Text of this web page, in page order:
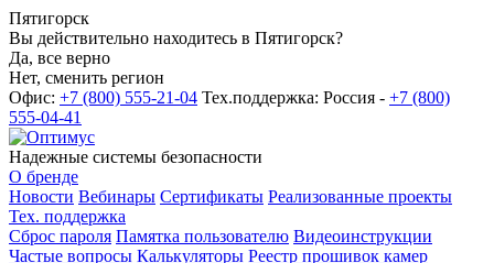
Пятигорск
Вы действительно находитесь в Пятигорск?
Да, все верно
Нет, сменить регион
Офис: +7 (800) 555-21-04 Тех.поддержка: Россия - +7 (800)
555-04-41
Надежные системы безопасности
О бренде
Новости Вебинары Сертификаты Реализованные проекты
Тех. поддержка
Сброс пароля Памятка пользователю Видеоинструкции
Частые вопросы Калькуляторы Реестр прошивок камер